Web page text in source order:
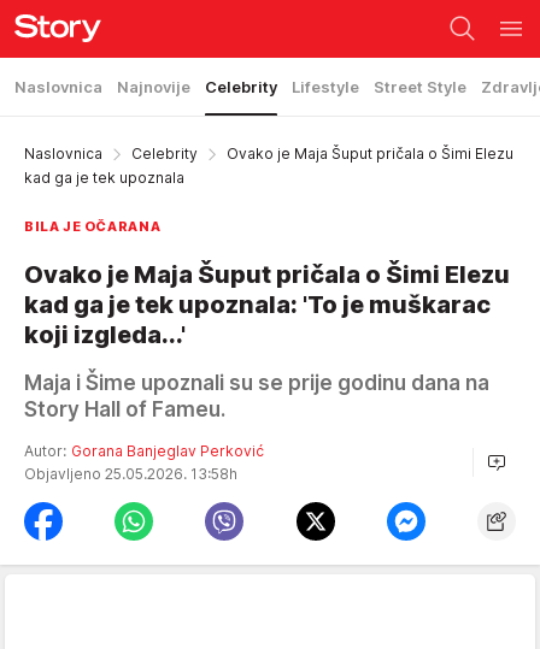
Naslovnica Najnovije Celebrity Lifestyle Street Style
Naslovnica Celebrity
Ovako je Maja Šuput pričala o Šimi Elezu
kad ga je tek upoznala
BILA JE OČARANA
Ovako je Maja Šuput pričala o Šimi Elezu
kad ga je tek upoznala: 'To je muškarac
koji izgleda...'
Maja i Šime upoznali su se prije godinu dana na
Story Hall of Fameu.
Autor: Gorana Banjeglav Perković
Objavljeno 25.05.2026. 13:58h